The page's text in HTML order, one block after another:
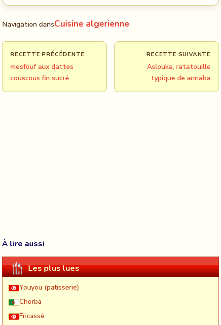
Navigation dansCuisine algerienne
RECETTE PRÉCÉDENTE
mesfouf aux dattes
couscous fin sucré
RECETTE SUIVANTE
Aslouka, ratatouille
typique de annaba
À lire aussi
Les plus lues
Youyou (patisserie)
Chorba
Fricassé